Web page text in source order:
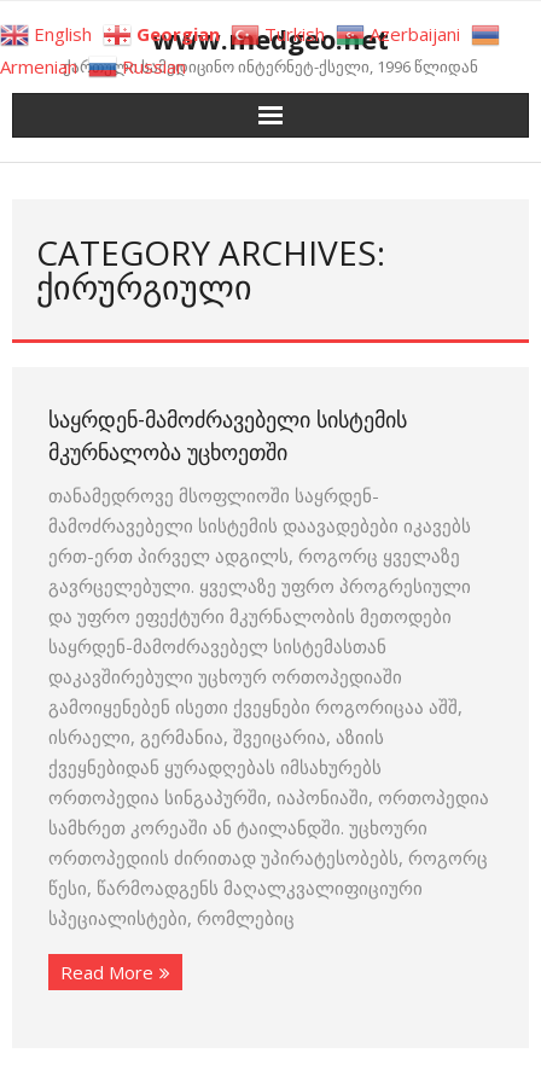
to
content
www.medgeo.net
ქართული სამედიცინო ინტერნეტ-ქსელი, 1996 წლიდან
CATEGORY ARCHIVES:
ᲥᲘᲠᲣᲠᲒᲘᲣᲚᲘ
ᲡᲐᲧᲠᲓᲔᲜ-ᲛᲐᲛᲝᲫᲠᲐᲕᲔᲑᲔᲚᲘ ᲡᲘᲡᲢᲔᲛᲘᲡ
ᲛᲙᲣᲠᲜᲐᲚᲝᲑᲐ ᲣᲪᲮᲝᲔᲗᲨᲘ
თანამედროვე მსოფლიოში საყრდენ-
მამოძრავებელი სისტემის დაავადებები იკავებს
ერთ-ერთ პირველ ადგილს, როგორც ყველაზე
გავრცელებული. ყველაზე უფრო პროგრესიული
და უფრო ეფექტური მკურნალობის მეთოდები
საყრდენ-მამოძრავებელ სისტემასთან
დაკავშირებული უცხოურ ორთოპედიაში
გამოიყენებენ ისეთი ქვეყნები როგორიცაა აშშ,
ისრაელი, გერმანია, შვეიცარია, აზიის
ქვეყნებიდან ყურადღებას იმსახურებს
ორთოპედია სინგაპურში, იაპონიაში, ორთოპედია
სამხრეთ კორეაში ან ტაილანდში. უცხოური
ორთოპედიის ძირითად უპირატესობებს, როგორც
წესი, წარმოადგენს მაღალკვალიფიციური
სპეციალისტები, რომლებიც
Read More
English Georgian Turkish
Azerbaijani
Armenian
Russian